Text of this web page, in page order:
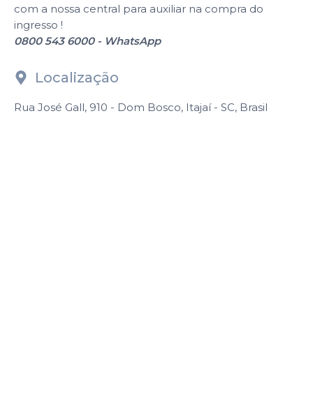
com a nossa central para auxiliar na compra do
ingresso !
0800 543 6000 - WhatsApp
Localização
Rua José Gall, 910 - Dom Bosco, Itajaí - SC, Brasil